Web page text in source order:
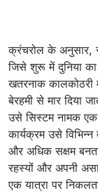
क्रंचरोल के अनुसार,
जिसे शुरू में दुनिया
खतरनाक कालकोठरी
बेरहमी से मार दिया
उसे सिस्टम नामक एक
कार्यक्रम उसे
और अधिक सक्षम
रहस्यों और अपनी
एक यात्रा पर